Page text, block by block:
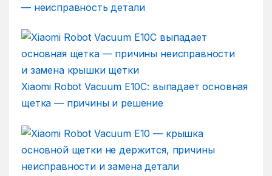
— неисправность детали
Xiaomi Robot Vacuum E10C: выпадает основная
щетка — причины и решение